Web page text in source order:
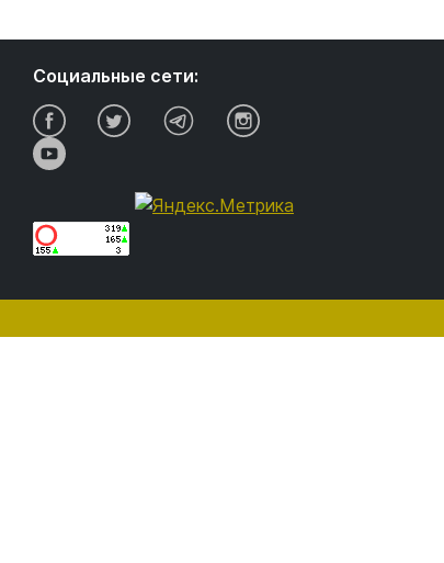
Социальные сети: